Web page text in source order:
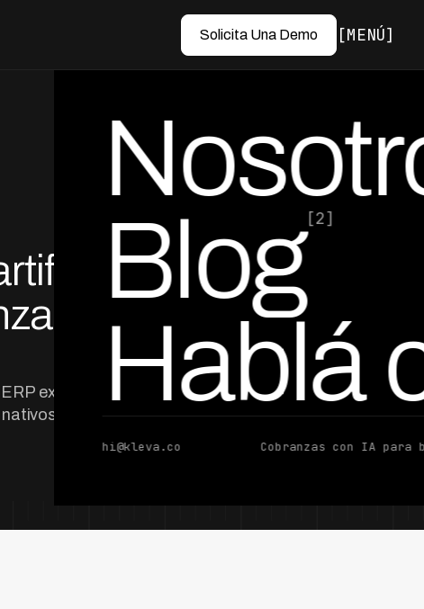
Solicita Una Demo MENÚ
Blog[2]
Hablá
hi@kleva.co Cobranzas con IA para
sin
existente sin
de Kleva.
por Ed Escobar
Co-Founder & CEO